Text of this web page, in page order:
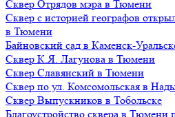
Сквер Отрядов мэра в Тюмени
Сквер с историей географов
в Тюмени
Байновский сад в Каменск-
Сквер К.Я. Лагунова в Тюмени
Сквер Славянский в Тюмени
Сквер по ул. Комсомольская в
Сквер Выпускников в Тобольске
Благоустройство сквера в Тюмени